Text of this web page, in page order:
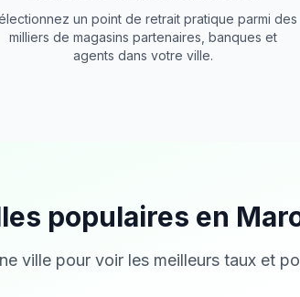
un point de retrait pratique parmi des
milliers de magasins partenaires, banques et
agents dans votre ville.
populaires en
ville pour voir les meilleurs taux et